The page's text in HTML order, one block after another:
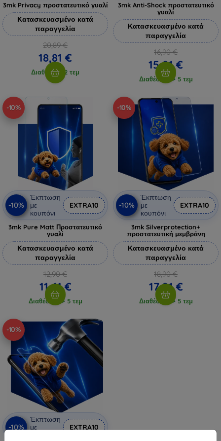
3mk Privacy προστατευτικό γυαλί
Κατασκευασμένο κατά
παραγγελία
20,89 €
18,81 €
Διαθέσιμο 2 τεμ
3mk Anti-Shock προστατευτικό
γυαλί
Κατασκευασμένο κατά
παραγγελία
16,90 €
15,21 €
Διαθέσιμο > 5 τεμ
-10%
-10%
Έκπτωση
με
κουπόνι
EXTRA10
3mk Pure Matt Προστατευτικό
γυαλί
Κατασκευασμένο κατά
παραγγελία
12,90 €
11,61 €
Διαθέσιμο > 5 τεμ
-10%
-10%
Έκπτωση
με
κουπόνι
EXTRA10
3mk Silverprotection+
προστατευτική μεμβράνη
Κατασκευασμένο κατά
παραγγελία
18,90 €
17,01 €
Διαθέσιμο > 5 τεμ
-10%
-10%
Έκπτωση
με
EXTRA10